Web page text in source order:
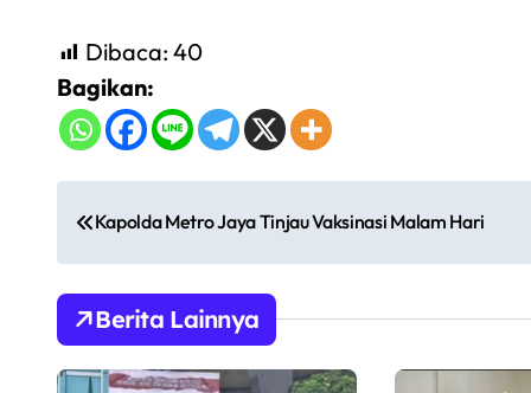
Dibaca: 40
Bagikan:
N
a
v
i
Kapolda Metro Jaya Tinjau Vaksinasi Malam Hari
Berita Lainnya